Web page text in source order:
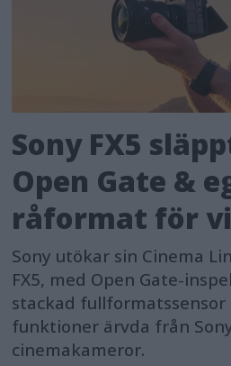
Sony FX5
Open Gate &
råformat för
Sony utökar sin Cinema
FX5, med Open Gate-
stackad fullformatssensor
funktioner ärvda från
cinemakameror.